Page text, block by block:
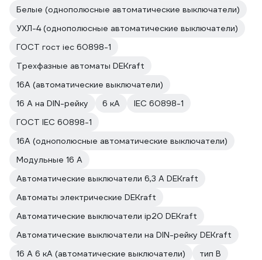
Белые (однополюсные автоматические выключатели)
УХЛ-4 (однополюсные автоматические выключатели)
ГОСТ гост iec 60898-1
Трехфазные автоматы DEKraft
16А (автоматические выключатели)
16 А на DIN-рейку
6 кА
IEC 60898-1
ГОСТ IEC 60898-1
16А (однополюсные автоматические выключатели)
Модульные 16 А
Автоматические выключатели 6,3 А DEKraft
Автоматы электрические DEKraft
Автоматические выключатели ip20 DEKraft
Автоматические выключатели на DIN-рейку DEKraft
16 А 6 кА (автоматические выключатели)
тип B